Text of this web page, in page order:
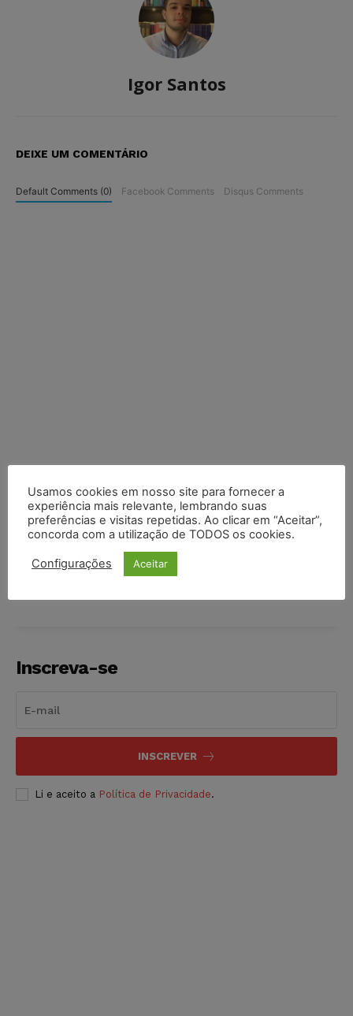
Igor Santos
DEIXE UM COMENTÁRIO
Default Comments (0) Facebook Comments Disqus Comments
COMPARTILHE
Inscreva-se
INSCREVER
Li e aceito a Política de Privacidade.
Usamos cookies em nosso site para fornecer a
experiência mais relevante, lembrando suas
preferências e visitas repetidas. Ao clicar em “Aceitar”,
concorda com a utilização de TODOS os cookies.
Configurações Aceitar